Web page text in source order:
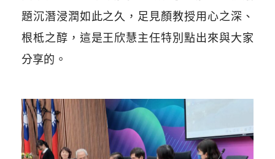
題沉潛浸潤如此之久，足見顏教授用心之深、
根柢之醇，這是王欣慧主任特別點出來與大家
分享的。